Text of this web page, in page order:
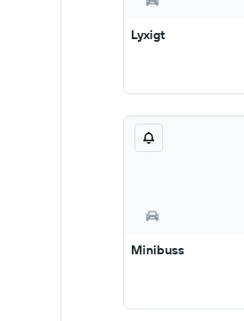
Lyxigt
Minibuss